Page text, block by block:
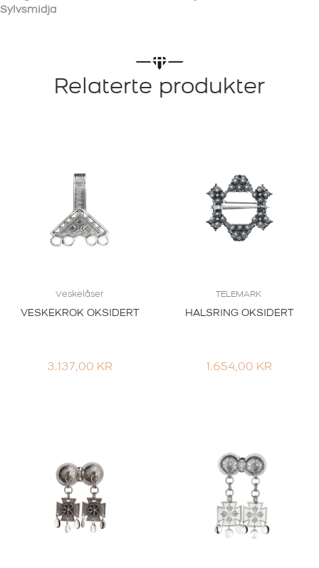
Sylvsmidja
Relaterte produkter
Veskelåser
VESKEKROK OKSIDERT
3.137,00 KR
TELEMARK
HALSRING OKSIDERT
1.654,00 KR